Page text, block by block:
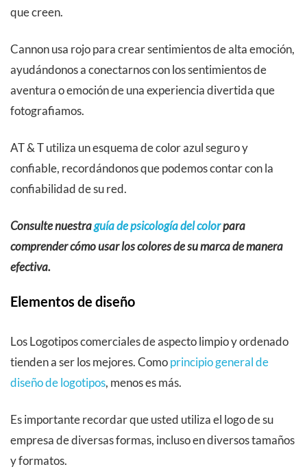
que creen.
Cannon usa rojo para crear sentimientos de alta emoción,
ayudándonos a conectarnos con los sentimientos de
aventura o emoción de una experiencia divertida que
fotografiamos.
AT & T utiliza un esquema de color azul seguro y
confiable, recordándonos que podemos contar con la
confiabilidad de su red.
Consulte nuestraguía de psicología del colorpara
comprender cómo usar los colores de su marca de manera
efectiva.
Elementos de diseño
Los Logotipos comerciales de aspecto limpio y ordenado
tienden a ser los mejores. Comoprincipio general de
diseño de logotipos, menos es más.
Es importante recordar que usted utiliza el logo de su
empresa de diversas formas, incluso en diversos tamaños
y formatos.